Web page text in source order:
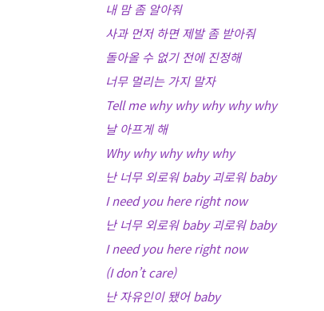
내 맘 좀 알아줘
사과 먼저 하면 제발 좀 받아줘
돌아올 수 없기 전에 진정해
너무 멀리는 가지 말자
Tell me why why why why why
날 아프게 해
Why why why why why
난 너무 외로워 baby 괴로워 baby
I need you here right now
난 너무 외로워 baby 괴로워 baby
I need you here right now
(I don’t care)
난 자유인이 됐어 baby